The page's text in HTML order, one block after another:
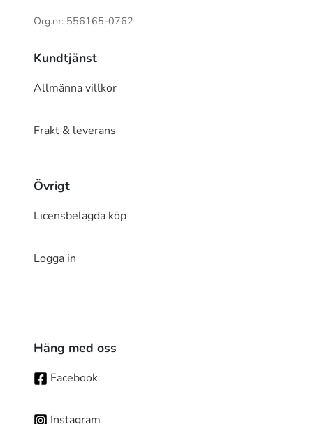
Org.nr: 556165-0762
Kundtjänst
Allmänna villkor
Frakt & leverans
Övrigt
Licensbelagda köp
Logga in
Häng med oss
Facebook
Instagram